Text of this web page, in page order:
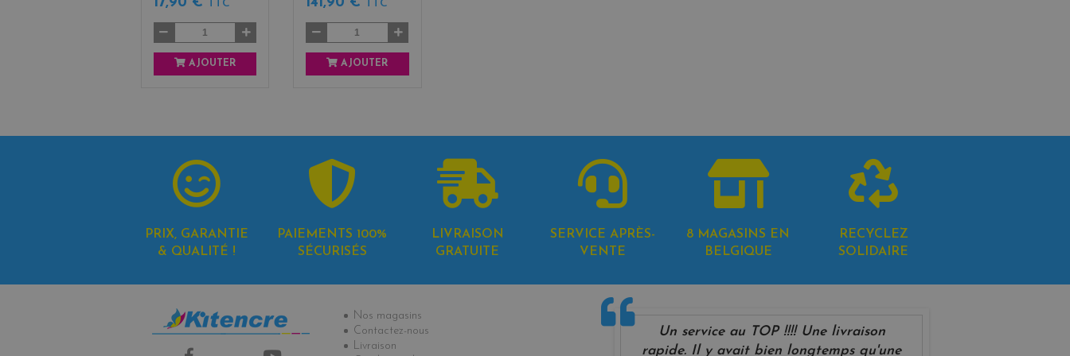
TTC
AJOUTER
TTC
AJOUTER
PRIX, GARANTIE
& QUALITÉ !
PAIEMENTS 100%
SÉCURISÉS
LIVRAISON
GRATUITE
SERVICE APRÈS-
VENTE
8 MAGASINS EN
BELGIQUE
RECYCLEZ
SOLIDAIRE
Informations
Nos magasins
Contactez-nous
Livraison
Un service au TOP !!!! Une livraison
rapide. Il y avait bien longtemps qu'une